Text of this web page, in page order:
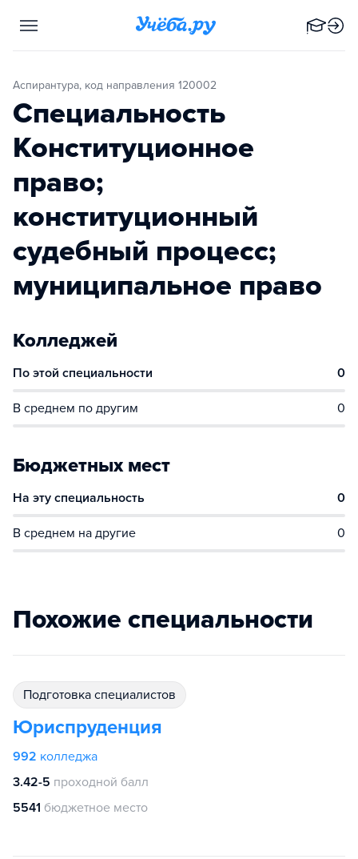
Аспирантура, код направления 120002
Специальность
Конституционное
право;
конституционный
судебный процесс;
муниципальное право
Колледжей
По этой специальности 0
В среднем по другим 0
Бюджетных мест
На эту специальность 0
В среднем на другие 0
Похожие специальности
подготовка специалистов
Юриспруденция
992 колледжа
3.42-5 проходной балл
5541 бюджетное место